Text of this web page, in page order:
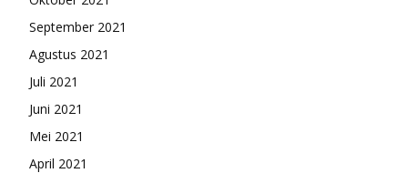
September 2021
Agustus 2021
Juli 2021
Juni 2021
Mei 2021
April 2021